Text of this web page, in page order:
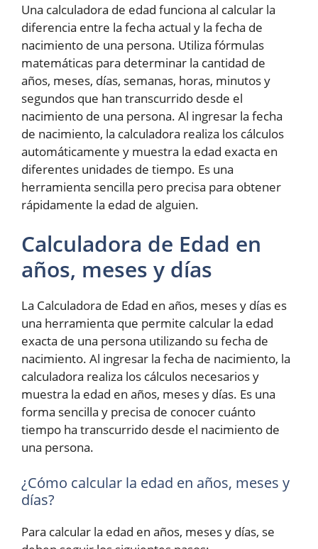
Una calculadora de edad funciona al calcular la
diferencia entre la fecha actual y la fecha de
nacimiento de una persona. Utiliza fórmulas
matemáticas para determinar la cantidad de
años, meses, días, semanas, horas, minutos y
segundos que han transcurrido desde el
nacimiento de una persona. Al ingresar la fecha
de nacimiento, la calculadora realiza los cálculos
automáticamente y muestra la edad exacta en
diferentes unidades de tiempo. Es una
herramienta sencilla pero precisa para obtener
rápidamente la edad de alguien.
Calculadora de Edad en
años, meses y días
La Calculadora de Edad en años, meses y días es
una herramienta que permite calcular la edad
exacta de una persona utilizando su fecha de
nacimiento. Al ingresar la fecha de nacimiento, la
calculadora realiza los cálculos necesarios y
muestra la edad en años, meses y días. Es una
forma sencilla y precisa de conocer cuánto
tiempo ha transcurrido desde el nacimiento de
una persona.
¿Cómo calcular la edad en años, meses y
días?
Para calcular la edad en años, meses y días, se